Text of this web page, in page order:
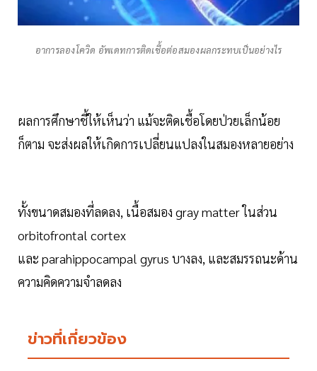
อาการลองโควิด อัพเดทการติดเชื้อต่อสมองผลกระทบเป็นอย่างไร
ผลการศึกษาชี้ให้เห็นว่า แม้จะติดเชื้อโดยป่วยเล็กน้อย
ก็ตาม จะส่งผลให้เกิดการเปลี่ยนแปลงในสมองหลายอย่าง
ทั้งขนาดสมองที่ลดลง, เนื้อสมอง gray matter ในส่วน
orbitofrontal cortex
และ parahippocampal gyrus บางลง, และสมรรถนะด้าน
ความคิดความจำลดลง
ข่าวที่เกี่ยวข้อง